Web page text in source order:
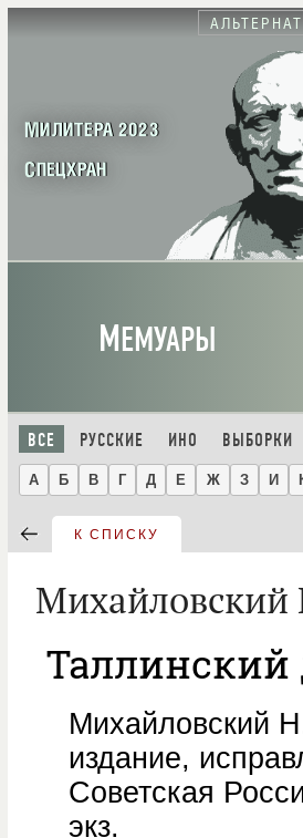
МИЛИТЕРА 2023
СПЕЦХРАН
МЕМУАРЫ
ВСЕ РУССКИЕ ИНО ВЫБОРКИ
А Б В Г Д Е Ж З И
К СПИСКУ
Михайловский
Михайловский
издание,
Советская
экз.